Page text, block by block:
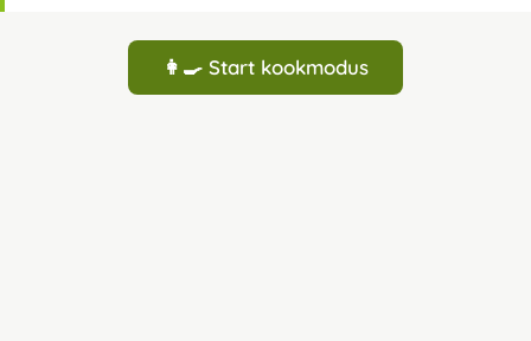
👩‍🍳 Start kookmodus